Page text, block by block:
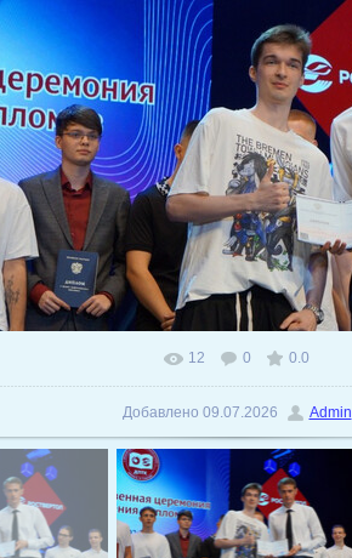
В реальном размере 1024x575
12 0 0.0
Добавлено 09.07.2026 Admin